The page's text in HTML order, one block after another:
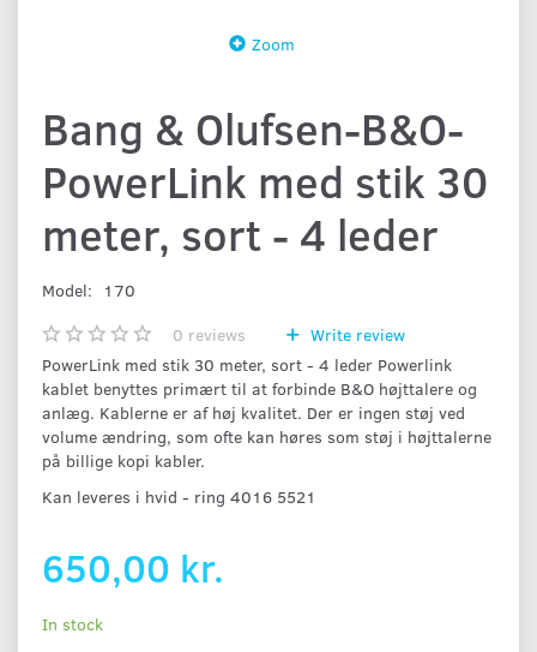
Zoom
Bang & Olufsen-B&O-
PowerLink med stik 30
meter, sort - 4 leder
Model:
170
0 reviews
Write review
PowerLink med stik 30 meter, sort - 4 leder Powerlink
kablet benyttes primært til at forbinde B&O højttalere og
anlæg. Kablerne er af høj kvalitet. Der er ingen støj ved
volume ændring, som ofte kan høres som støj i højttalerne
på billige kopi kabler.
Kan leveres i hvid - ring 4016 5521
650,00 kr.
In stock